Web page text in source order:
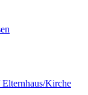
Kirche